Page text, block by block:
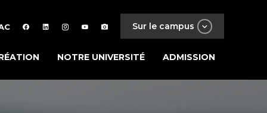
Sur le campus
NOTRE UNIVERSITÉ ADMISSION